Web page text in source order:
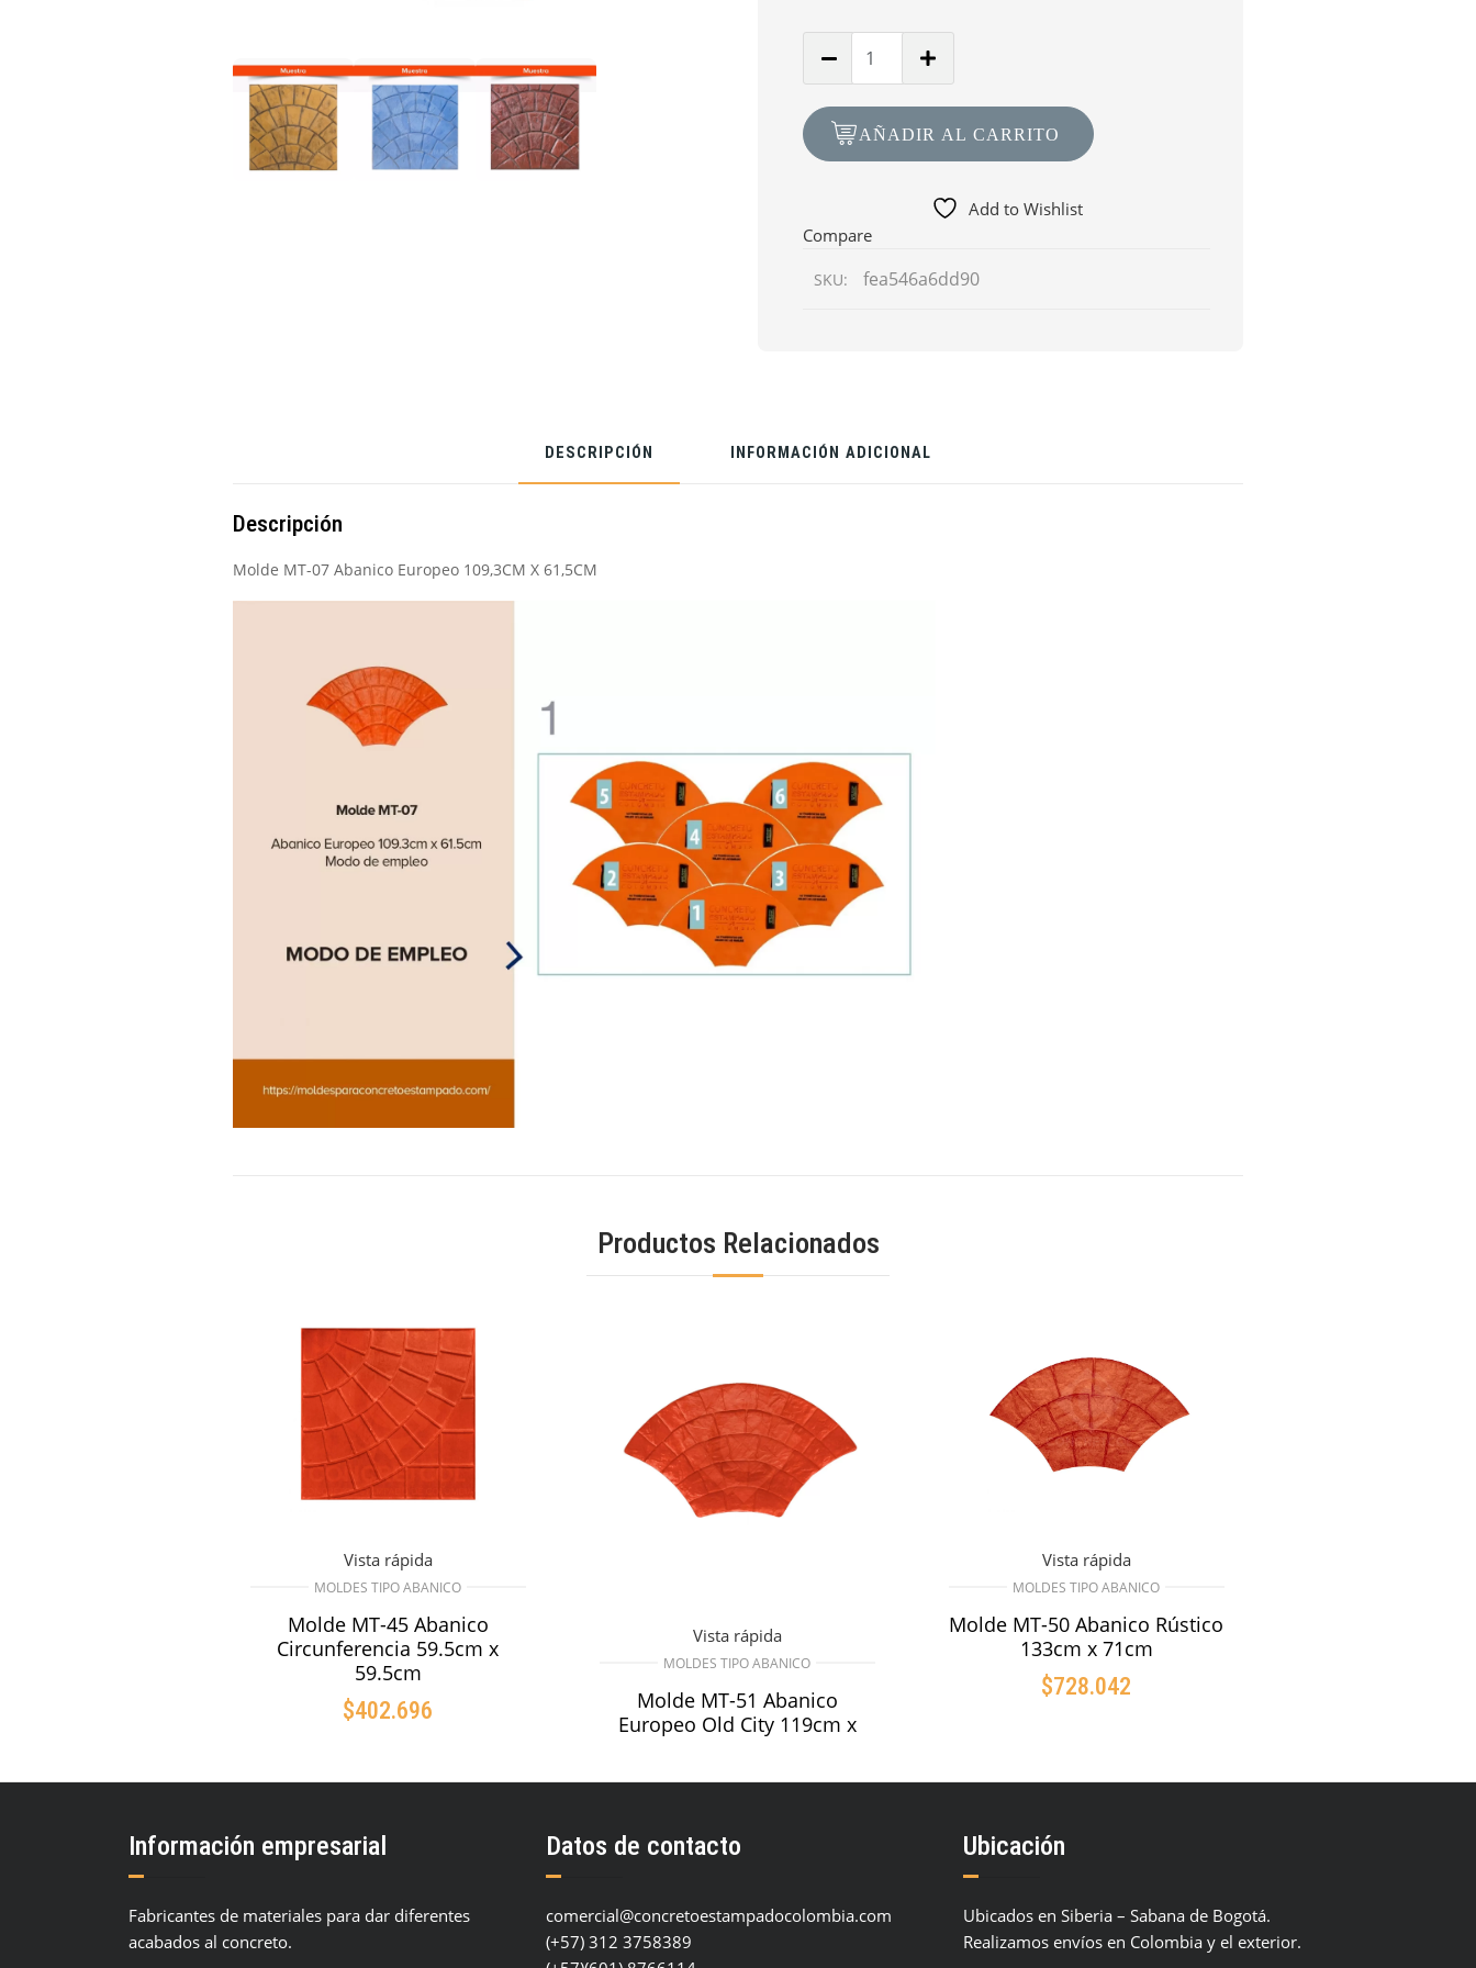
MT-
07
109,3cm
61,5cm
AÑADIR AL CARRITO
Add to Wishlist
Compare
SKU: fea546a6dd90
DESCRIPCIÓN INFORMACIÓN ADICIONAL
Descripción
Molde MT-07 Abanico Europeo 109,3CM X 61,5CM
Productos Relacionados
Vista rápida
MOLDES TIPO ABANICO
Molde MT-45 Abanico
Circunferencia 59.5cm x
59.5cm
$402.696
Vista rápida
MOLDES TIPO ABANICO
Molde MT-51 Abanico
Europeo Old City 119cm x
$670.565
Vista rápida
MOLDES TIPO ABANICO
Molde MT-50 Abanico Rústico
133cm x 71cm
$728.042
Información empresarial
Fabricantes de materiales para dar diferentes
acabados al concreto.
Datos de contacto
comercial@concretoestampadocolombia.com
(+57) 312 3758389
Ubicación
Ubicados en Siberia – Sabana de Bogotá.
Realizamos envíos en Colombia y el exterior.